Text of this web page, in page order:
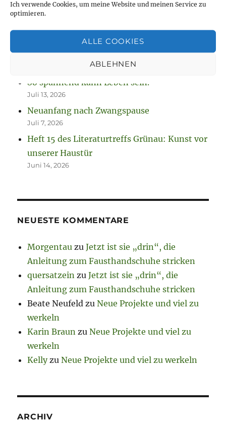
Ich verwende Cookies, um meine Website und meinen Service zu
optimieren.
ALLE COOKIES
ABLEHNEN
Jetzt ist sie „drin“, die Anleitung zum
Neue Projekte und viel zu werkeln
So spannend kann Leben sein.
Juli 13, 2026
Neuanfang nach Zwangspause
Juli 7, 2026
Heft 15 des Literaturtreffs Grünau: Kunst vor
unserer Haustür
Juni 14, 2026
NEUESTE KOMMENTARE
Morgentau zuJetzt ist sie „drin“, die
Anleitung zum Fausthandschuhe stricken
quersatzein zuJetzt ist sie „drin“, die
Anleitung zum Fausthandschuhe stricken
Beate Neufeld zuNeue Projekte und viel zu
werkeln
Karin Braun zuNeue Projekte und viel zu
werkeln
KellyzuNeue Projekte und viel zu werkeln
ARCHIV